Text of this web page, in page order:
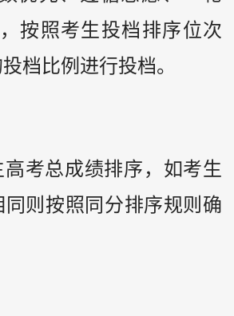
按照考生投档排序位次
档比例进行投档。
高考总成绩排序，如考生
则按照同分排序规则确